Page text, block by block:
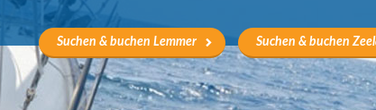
Suchen & buchen Lemmer Suchen & buchen